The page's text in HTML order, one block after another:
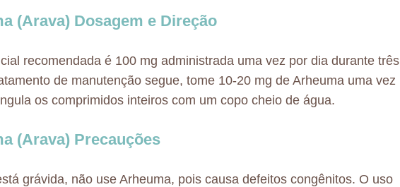
(Arava) Dosagem e Direção
recomendada é 100 mg administrada uma vez por dia durante três
de manutenção segue, tome 10-20 mg de Arheuma uma vez
os comprimidos inteiros com um copo cheio de água.
(Arava) Precauções
grávida, não use Arheuma, pois causa defeitos congênitos. O uso